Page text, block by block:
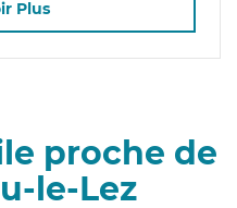
Plus
proche de
le-Lez